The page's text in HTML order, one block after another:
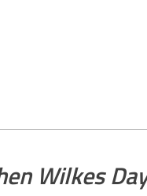
Wilkes